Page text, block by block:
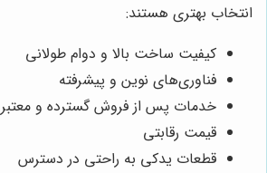
انتخاب بهتری هستند:
کیفیت ساخت بالا و دوام طولانی
فناوری‌های نوین و پیشرفته
خدمات پس از فروش گسترده و معتبر
قیمت رقابتی
قطعات یدکی به راحتی در دسترس